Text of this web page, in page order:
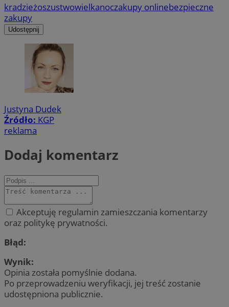
kradzieżoszustwowielkanoczakupy onlinebezpieczne
zakupy
Udostępnij
Justyna Dudek
Źródło: KGP
reklama
Dodaj komentarz
Akceptuję regulamin zamieszczania komentarzy
oraz politykę prywatności.
Błąd:
Wynik:
Opinia została pomyślnie dodana.
Po przeprowadzeniu weryfikacji, jej treść zostanie
udostępniona publicznie.